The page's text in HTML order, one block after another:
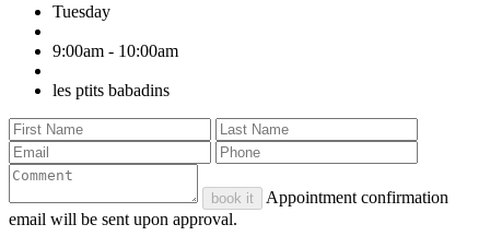
Tuesday
9:00am - 10:00am
les ptits babadins
book it
Appointment confirmation
email will be sent upon approval.